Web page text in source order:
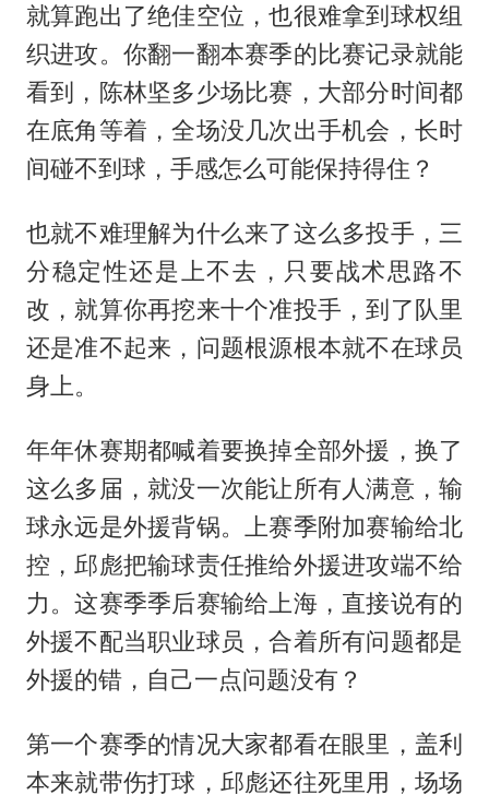
就算跑出了绝佳空位，也很难拿到球权组
织进攻。你翻一翻本赛季的比赛记录就能
看到，陈林坚多少场比赛，大部分时间都
在底角等着，全场没几次出手机会，长时
间碰不到球，手感怎么可能保持得住？
也就不难理解为什么来了这么多投手，三
分稳定性还是上不去，只要战术思路不
改，就算你再挖来十个准投手，到了队里
还是准不起来，问题根源根本就不在球员
身上。
年年休赛期都喊着要换掉全部外援，换了
这么多届，就没一次能让所有人满意，输
球永远是外援背锅。上赛季附加赛输给北
控，邱彪把输球责任推给外援进攻端不给
力。这赛季季后赛输给上海，直接说有的
外援不配当职业球员，合着所有问题都是
外援的错，自己一点问题没有？
第一个赛季的情况大家都看在眼里，盖利
本来就带伤打球，邱彪还往死里用，场场